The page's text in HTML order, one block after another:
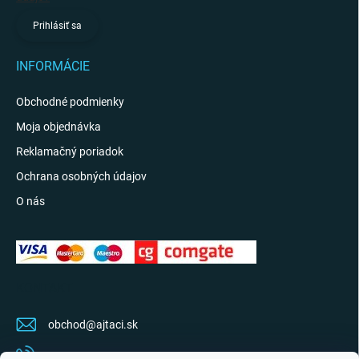
Prihlásiť sa
INFORMÁCIE
Obchodné podmienky
Moja objednávka
Reklamačný poriadok
Ochrana osobných údajov
O nás
obchod@ajtaci.sk
0904 07 34 34